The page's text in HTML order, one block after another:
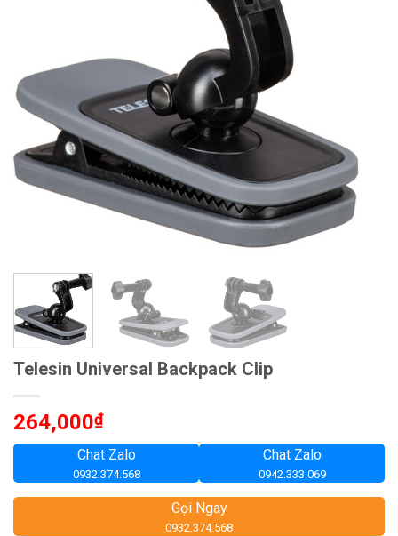
Telesin Universal Backpack Clip
264,000₫
Chat Zalo
0932.374.568
Chat Zalo
0942.333.069
Gọi Ngay
0932.374.568